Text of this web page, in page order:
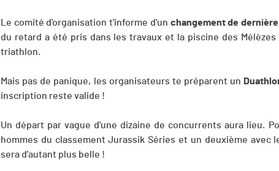
Le comité d'organisation t'informe d'un changement de
du retard a été pris dans les travaux et la piscine des
triathlon.
Mais pas de panique, les organisateurs te préparent un
inscription reste valide !
Un départ par vague d'une dizaine de concurrents aura lieu.
hommes du classement Jurassik Séries et un deuxième avec
sera d'autant plus belle !